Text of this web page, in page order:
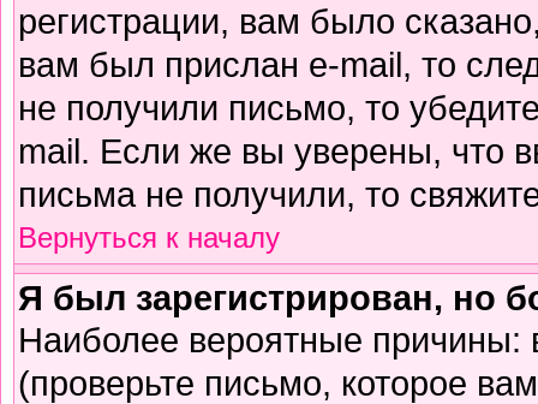
регистрации, вам было
вам был прислан e-mail, то
не получили письмо, то
mail. Если же вы уверены, что
письма не получили, то
Вернуться к началу
Я был зарегистрирован, но
Наиболее вероятные причины:
(проверьте письмо, которое